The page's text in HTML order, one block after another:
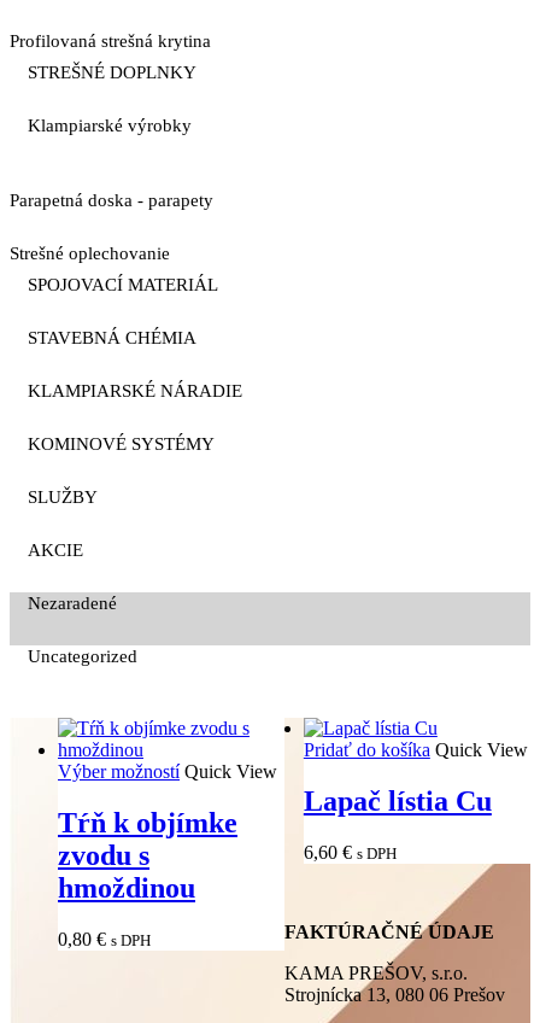
Profilovaná strešná krytina
STREŠNÉ DOPLNKY
Klampiarské výrobky
Parapetná doska - parapety
Strešné oplechovanie
SPOJOVACÍ MATERIÁL
STAVEBNÁ CHÉMIA
KLAMPIARSKÉ NÁRADIE
KOMINOVÉ SYSTÉMY
SLUŽBY
AKCIE
Nezaradené
Uncategorized
Výber možností Quick View
Tŕň k objímke
zvodu s
hmoždinou
0,80 € s DPH
Pridať do košíka Quick View
Lapač lístia Cu
6,60 € s DPH
FAKTÚRAČNÉ ÚDAJE
KAMA PREŠOV, s.r.o.
Strojnícka 13, 080 06 Prešov